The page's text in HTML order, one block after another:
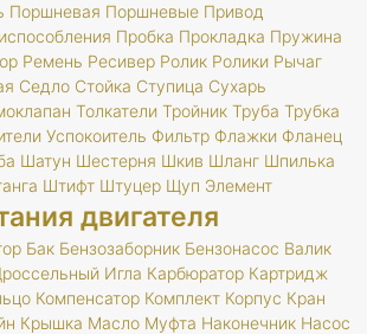
Поршневая Поршневые Привод
Пробка Прокладка Пружина
Ремень Ресивер Ролик Ролики Рычаг
Седло Стойка Ступица Сухарь
Толкатели Тройник Труба Трубка
Успокоитель Фильтр Флажки Фланец
Шатун Шестерня Шкив Шланг Шпилька
Штифт Штуцер Щуп Элемент
двигателя
Бак Бензозаборник Бензонасос Валик
Игла Карбюратор Картридж
Компенсатор Комплект Корпус Кран
Крышка Масло Муфта Наконечник Насос